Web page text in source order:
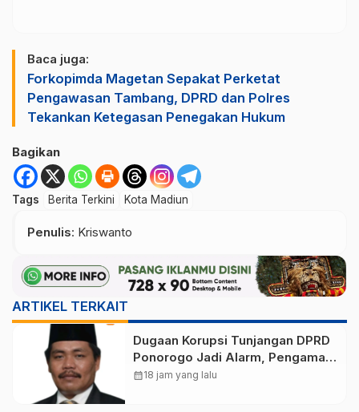
Baca juga:
Forkopimda Magetan Sepakat Perketat
Pengawasan Tambang, DPRD dan Polres
Tekankan Ketegasan Penegakan Hukum
Bagikan
Tags Berita Terkini Kota Madiun
Penulis: Kriswanto
ARTIKEL TERKAIT
Dugaan Korupsi Tunjangan DPRD
Ponorogo Jadi Alarm, Pengamat
Minta Magetan Perkuat Tata
calendar_month18 jam yang lalu